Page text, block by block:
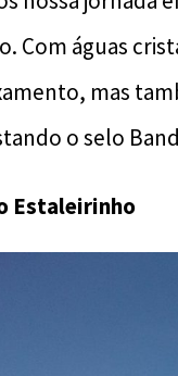
Com águas
mas
o selo
Estaleirinho